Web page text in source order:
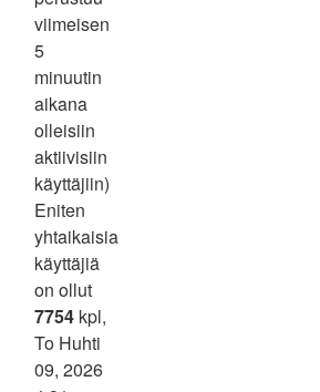
viimeisen
5
minuutin
aikana
olleisiin
aktiivisiin
käyttäjiin)
Eniten
yhtaikaisia
käyttäjiä
on ollut
7754 kpl,
To Huhti
09, 2026